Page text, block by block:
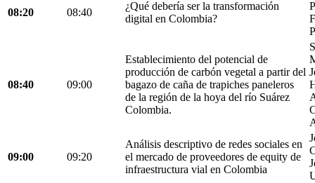
08:20 08:40
¿Qué debería ser la transformación
digital en Colombia?
08:40 09:00
Establecimiento del potencial de
producción de carbón vegetal a partir del
bagazo de caña de trapiches paneleros
de la región de la hoya del río Suárez
Colombia.
09:00 09:20
Análisis descriptivo de redes sociales en
el mercado de proveedores de equity de
infraestructura vial en Colombia